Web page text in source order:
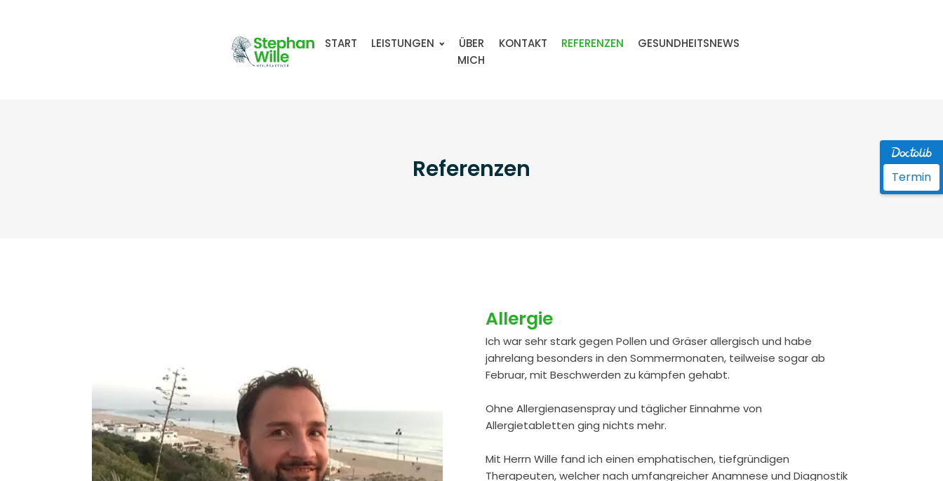
START LEISTUNGEN
ÜBER
MICH
KONTAKT REFERENZEN GESUNDHEITSNEWS
Referenzen
Allergie
Ich war sehr stark gegen Pollen und Gräser allergisch und habe
jahrelang besonders in den Sommermonaten, teilweise sogar ab
Februar, mit Beschwerden zu kämpfen gehabt.
Ohne Allergienasenspray und täglicher Einnahme von
Allergietabletten ging nichts mehr.
Mit Herrn Wille fand ich einen emphatischen, tiefgründigen
Therapeuten, welcher nach umfangreicher Anamnese und Diagnostik
Termin